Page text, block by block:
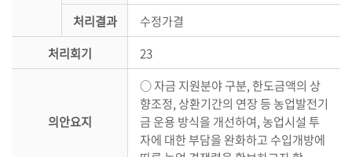
정
공
처리결과
수정가결
처리회기
23
의안요지
○ 자금 지원분야 구분, 한도금액의 상
향조정, 상환기간의 연장 등 농업발전기
금 운용 방식을 개선하여, 농업시설 투
자에 대한 부담을 완화하고 수입개방에